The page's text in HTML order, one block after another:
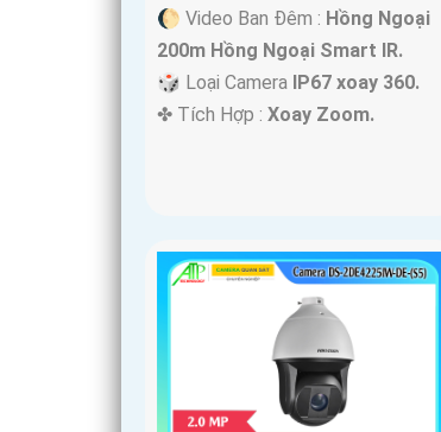
🌔 Video Ban Đêm : Hồng Ngoại
200m Hồng Ngoại Smart IR.
🎲 Loại Camera IP67 xoay 360.
️✤ Tích Hợp : Xoay Zoom.